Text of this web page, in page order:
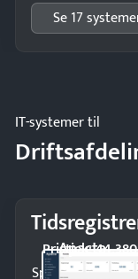
Se 17
IT-systemer til
Apacta
Pristjek:
Spar tid på